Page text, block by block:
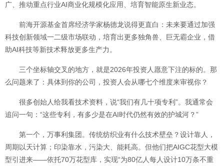
广、推动重点行业AI商业化规模化应用、培育智能原生新业态。
前海开源基金首席经济学家杨德龙说得更直白：未来要通过加强
科技创新领域一二级市场联动，培育出更多独角兽、巨无霸企业，借
助AI科技等新技术释放更多生产力。
三个坐标轴交叉的地方，就是2026年投资人愿意下注的标的。那
么问题来了：具体到你的公司，投资人会从哪七个维度来审视你？
很多创始人给我看技术资料，说“我们有几十项专利”。我通常会
追问一句：“这些专利，有多少是在AI时代仍然有效的护城河？”
第一个，万事利集团。传统纺织业有什么技术壁垒？设计靠人，
周期以天计算；印染靠水，污染大、能耗高。但他们把AIGC花型大模
型引进来——依托70万花型库，实现“为80亿人每人设计10万条不重